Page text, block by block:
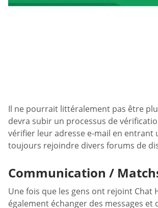
Il ne pourrait littéralement pas être
devra subir un processus de
vérifier leur adresse e-mail en entrant
toujours rejoindre divers forums de
Communication /
Une fois que les gens ont rejoint
également échanger des messages